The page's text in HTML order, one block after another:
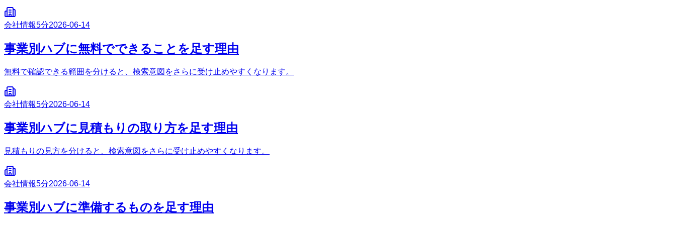
会社情報5分2026-06-14
事業別ハブに無料でできることを足す理由
無料で確認できる範囲を分けると、検索意図をさらに受け止めやすくなります。
会社情報5分2026-06-14
事業別ハブに見積もりの取り方を足す理由
見積もりの見方を分けると、検索意図をさらに受け止めやすくなります。
会社情報5分2026-06-14
事業別ハブに準備するものを足す理由